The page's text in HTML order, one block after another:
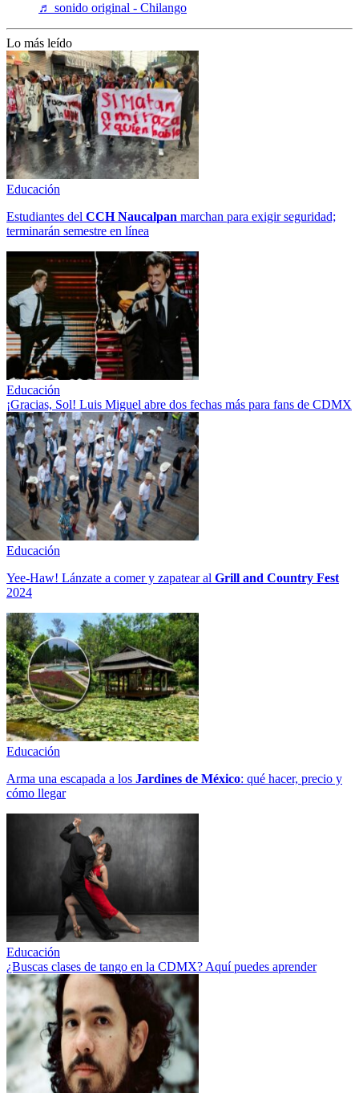
♬ sonido original - Chilango
Lo más leído
Educación
Estudiantes del CCH Naucalpan marchan para exigir seguridad;
terminarán semestre en línea
Educación
¡Gracias, Sol! Luis Miguel abre dos fechas más para fans de CDMX
Educación
Yee-Haw! Lánzate a comer y zapatear al Grill and Country Fest
2024
Educación
Arma una escapada a los Jardines de México: qué hacer, precio y
cómo llegar
Educación
¿Buscas clases de tango en la CDMX? Aquí puedes aprender